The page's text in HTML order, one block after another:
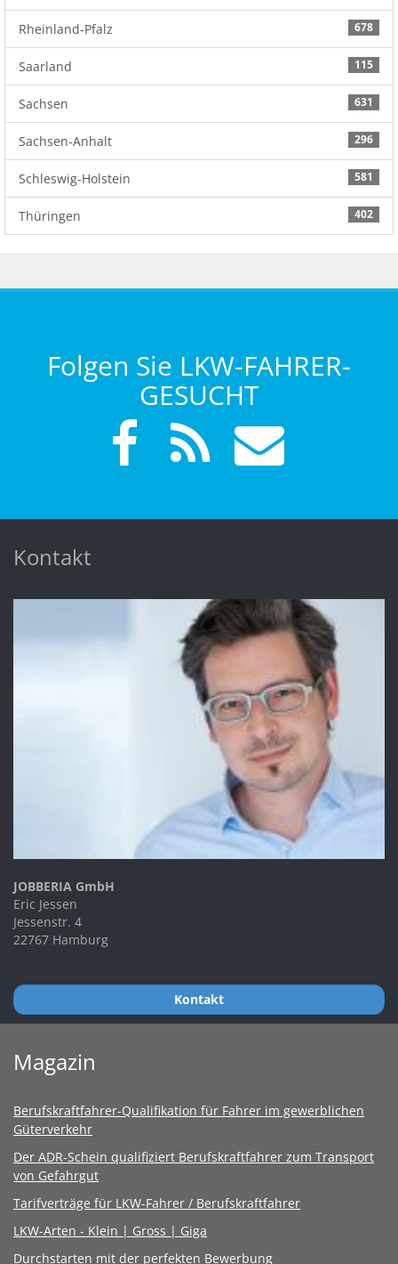
678
Rheinland-Pfalz
115
Saarland
631
Sachsen
296
Sachsen-Anhalt
581
Schleswig-Holstein
402
Thüringen
Folgen Sie LKW-FAHRER-
GESUCHT
Kontakt
JOBBERIA GmbH
Eric Jessen
Jessenstr. 4
22767 Hamburg
Kontakt
Magazin
Berufskraftfahrer-Qualifikation für Fahrer im gewerblichen
Güterverkehr
Der ADR-Schein qualifiziert Berufskraftfahrer zum Transport
von Gefahrgut
Tarifverträge für LKW-Fahrer / Berufskraftfahrer
LKW-Arten - Klein | Gross | Giga
Durchstarten mit der perfekten Bewerbung